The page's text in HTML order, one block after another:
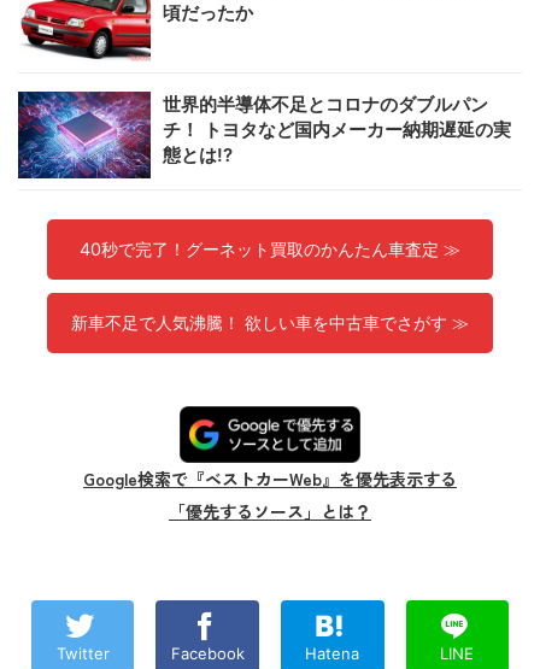
頃だったか
世界的半導体不足とコロナのダブルパン
チ！ トヨタなど国内メーカー納期遅延の実
態とは!?
40秒で完了！グーネット買取のかんたん車査定 ≫
新車不足で人気沸騰！ 欲しい車を中古車でさがす ≫
Google検索で『ベストカーWeb』を優先表示する
「優先するソース」とは？
Twitter Facebook Hatena LINE